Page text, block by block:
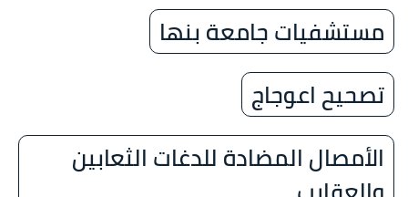
مستشفيات جامعة بنها
تصحيح اعوجاج
الأمصال المضادة للدغات الثعابين